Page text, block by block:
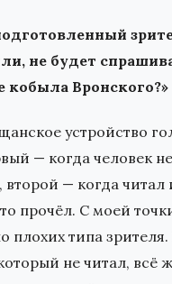
не будет
кобыла Вронского?»
устройство
— когда человек
второй — когда читал
прочёл. С моей
плохих типа
не читал, всё